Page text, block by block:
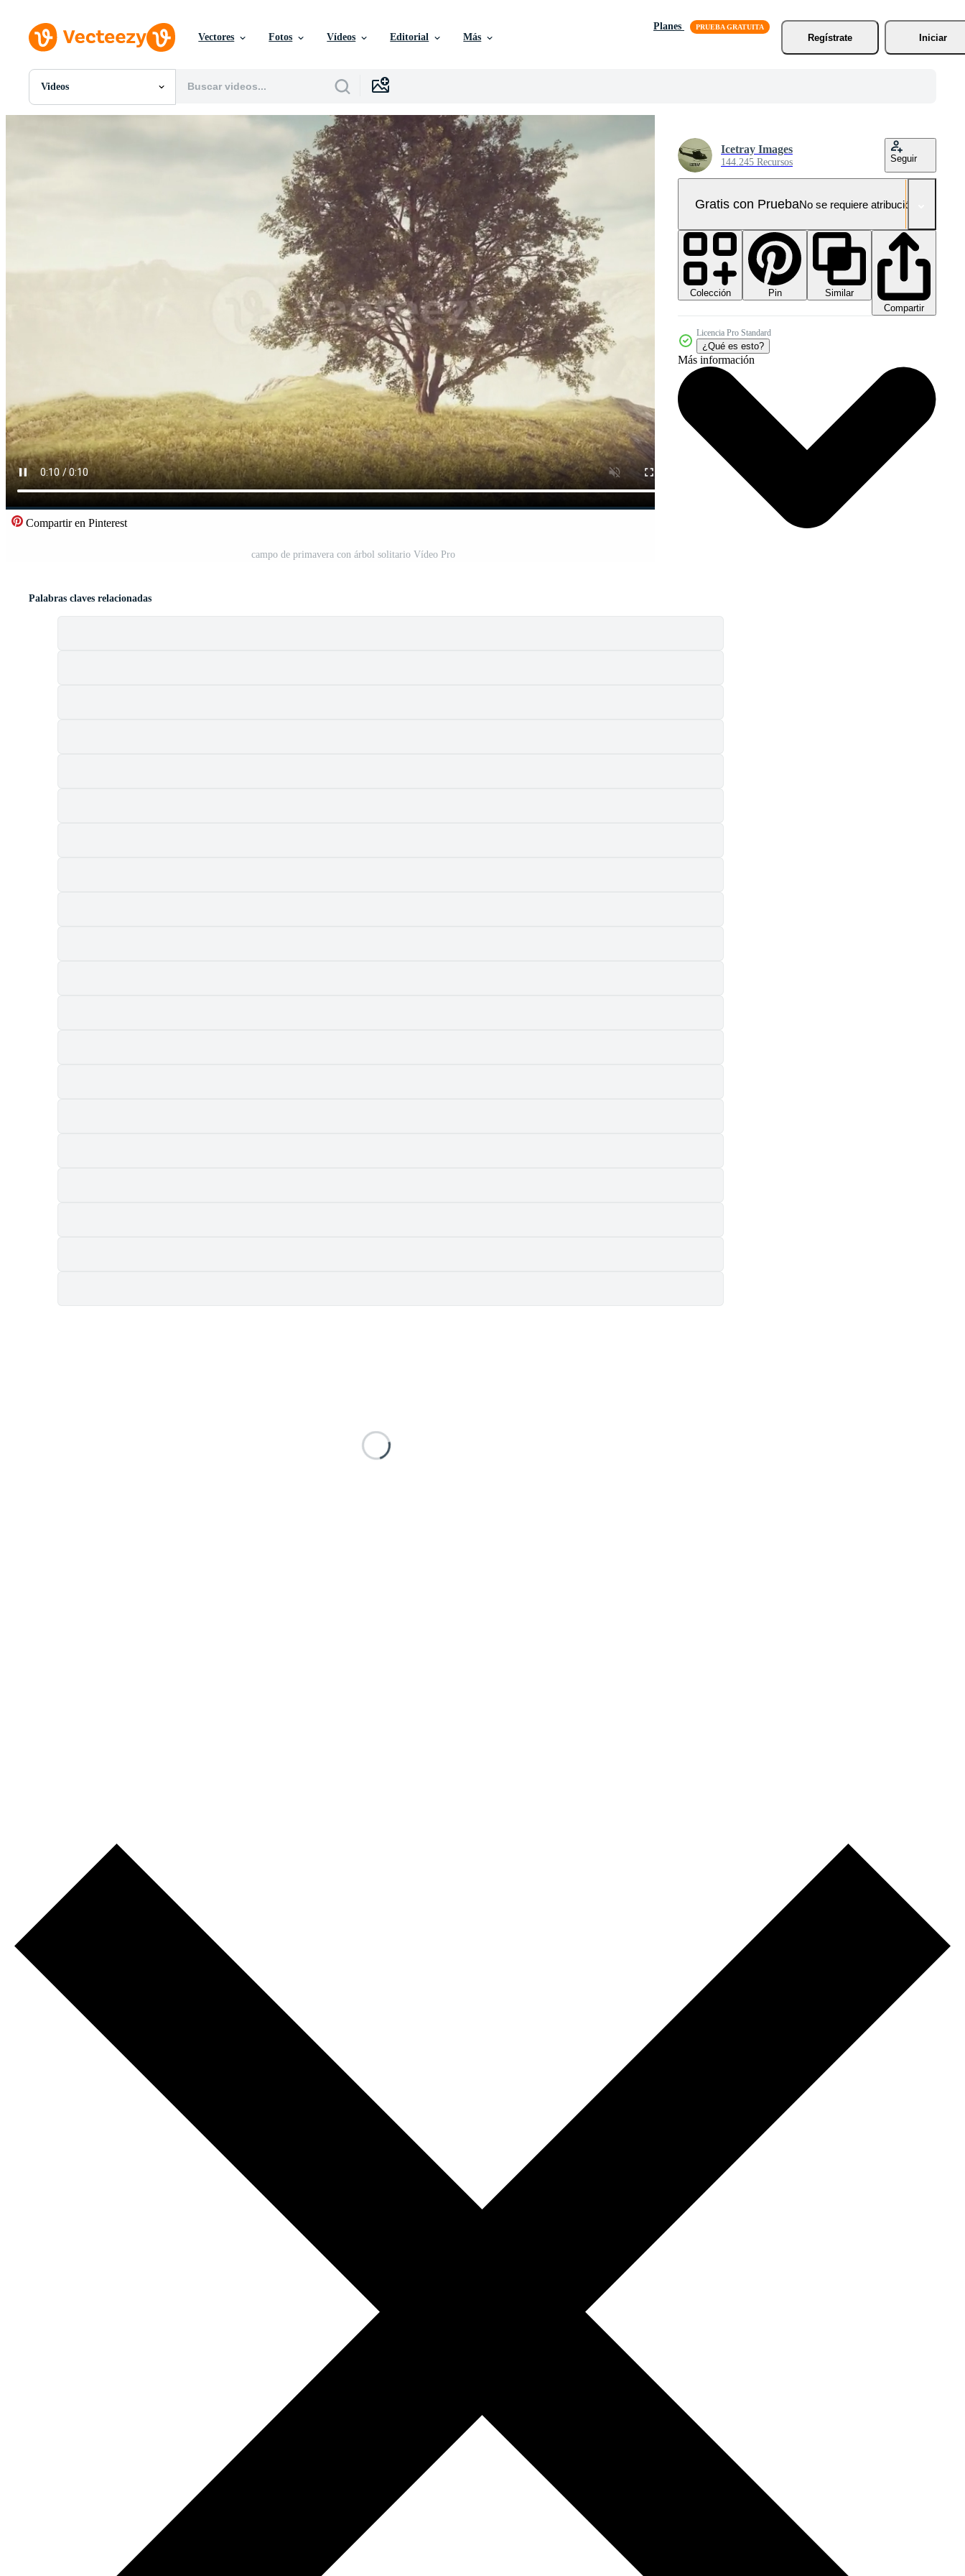
Vectores Fotos Vídeos Editorial Más
Planes
Regístrate
Iniciar
Videos
Todas Imágenes
Compartir en Pinterest
campo de primavera con árbol solitario Vídeo Pro
Icetray Images
144.245 Recursos Seguir
Gratis con PruebaNo se requiere atribución!
Colección Pin
Similar
Compartir
Licencia Pro Standard
¿Qué es esto?
Más información
Palabras claves relacionadas